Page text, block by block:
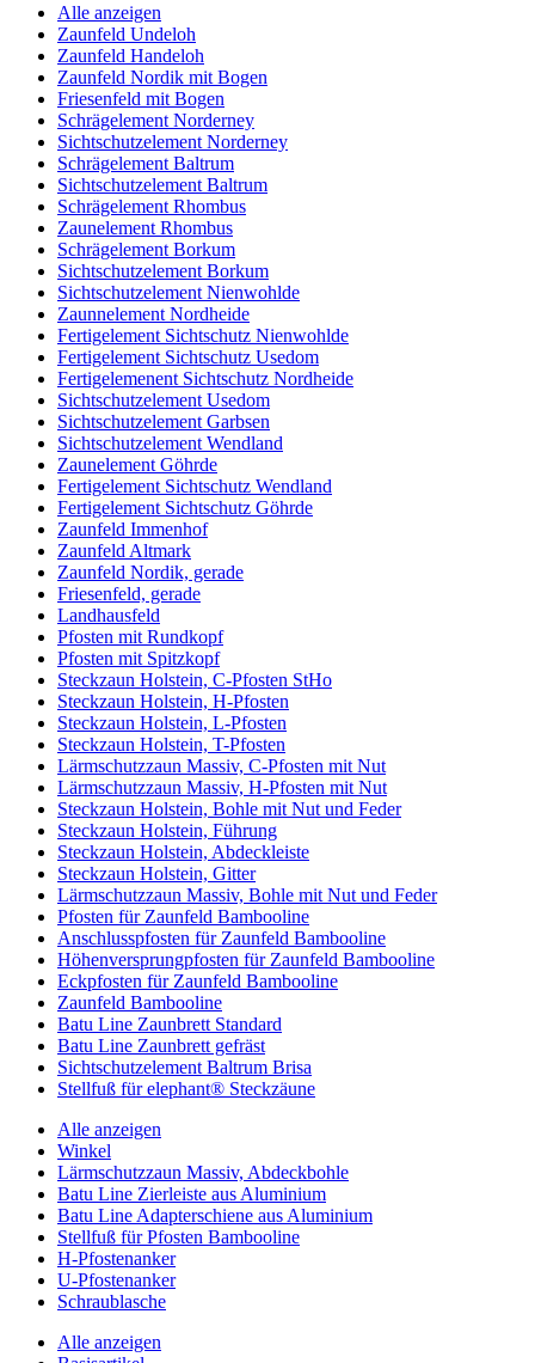
Alle anzeigen
Zaunfeld Undeloh
Zaunfeld Handeloh
Zaunfeld Nordik mit Bogen
Friesenfeld mit Bogen
Schrägelement Norderney
Sichtschutzelement Norderney
Schrägelement Baltrum
Sichtschutzelement Baltrum
Schrägelement Rhombus
Zaunelement Rhombus
Schrägelement Borkum
Sichtschutzelement Borkum
Sichtschutzelement Nienwohlde
Zaunnelement Nordheide
Fertigelement Sichtschutz Nienwohlde
Fertigelement Sichtschutz Usedom
Fertigelemenent Sichtschutz Nordheide
Sichtschutzelement Usedom
Sichtschutzelement Garbsen
Sichtschutzelement Wendland
Zaunelement Göhrde
Fertigelement Sichtschutz Wendland
Fertigelement Sichtschutz Göhrde
Zaunfeld Immenhof
Zaunfeld Altmark
Zaunfeld Nordik, gerade
Friesenfeld, gerade
Landhausfeld
Pfosten mit Rundkopf
Pfosten mit Spitzkopf
Steckzaun Holstein, C-Pfosten StHo
Steckzaun Holstein, H-Pfosten
Steckzaun Holstein, L-Pfosten
Steckzaun Holstein, T-Pfosten
Lärmschutzzaun Massiv, C-Pfosten mit Nut
Lärmschutzzaun Massiv, H-Pfosten mit Nut
Steckzaun Holstein, Bohle mit Nut und Feder
Steckzaun Holstein, Führung
Steckzaun Holstein, Abdeckleiste
Steckzaun Holstein, Gitter
Lärmschutzzaun Massiv, Bohle mit Nut und Feder
Pfosten für Zaunfeld Bambooline
Anschlusspfosten für Zaunfeld Bambooline
Höhenversprungpfosten für Zaunfeld Bambooline
Eckpfosten für Zaunfeld Bambooline
Zaunfeld Bambooline
Batu Line Zaunbrett Standard
Batu Line Zaunbrett gefräst
Sichtschutzelement Baltrum Brisa
Stellfuß für elephant® Steckzäune
Alle anzeigen
Winkel
Lärmschutzzaun Massiv, Abdeckbohle
Batu Line Zierleiste aus Aluminium
Batu Line Adapterschiene aus Aluminium
Stellfuß für Pfosten Bambooline
H-Pfostenanker
U-Pfostenanker
Schraublasche
Alle anzeigen